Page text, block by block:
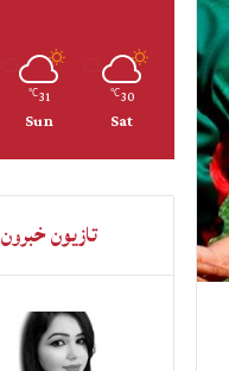
30
℃
Sat
31
℃
Sun
تازيون خبرون